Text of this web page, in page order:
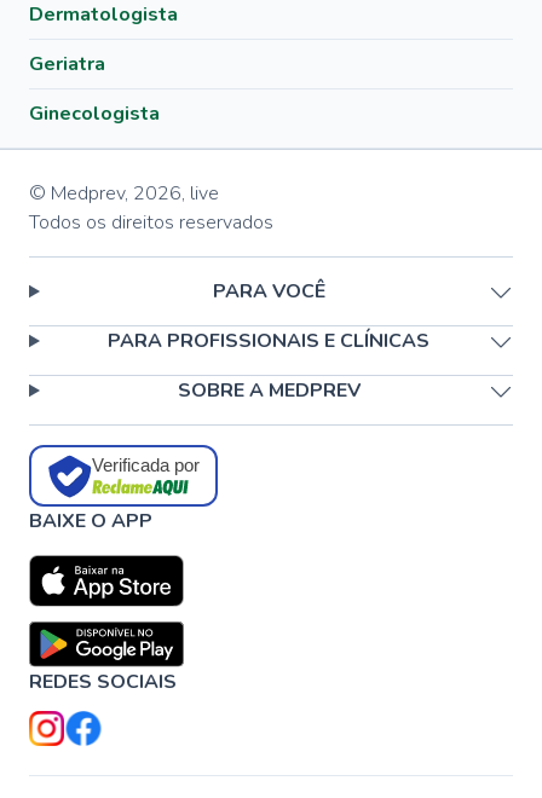
Dermatologista
Geriatra
Ginecologista
© Medprev, 2026, live
Todos os direitos reservados
PARA VOCÊ
PARA PROFISSIONAIS E CLÍNICAS
SOBRE A MEDPREV
Verificada por
BAIXE O APP
REDES SOCIAIS